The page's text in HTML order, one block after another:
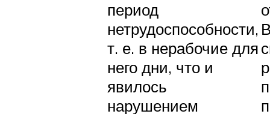
период
нетрудоспособности,
т. е. в нерабочие для
него дни, что и
явилось
нарушением